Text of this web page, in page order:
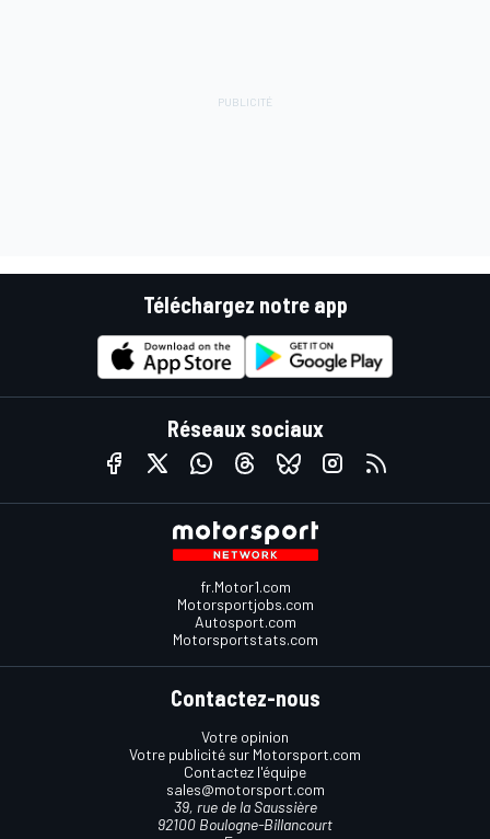
Téléchargez notre app
Réseaux sociaux
fr.Motor1.com
Motorsportjobs.com
Autosport.com
Motorsportstats.com
Contactez-nous
Votre opinion
Votre publicité sur Motorsport.com
Contactez l'équipe
sales@motorsport.com
39, rue de la Saussière
92100 Boulogne-Billancourt